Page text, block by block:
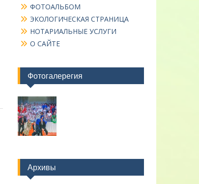
ФОТОАЛЬБОМ
ЭКОЛОГИЧЕСКАЯ СТРАНИЦА
НОТАРИАЛЬНЫЕ УСЛУГИ
О САЙТЕ
Фотогалерегия
Архивы